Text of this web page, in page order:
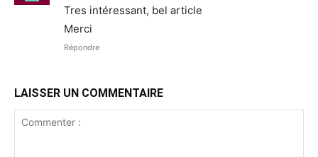
Tres intéressant, bel article
Merci
Répondre
LAISSER UN COMMENTAIRE